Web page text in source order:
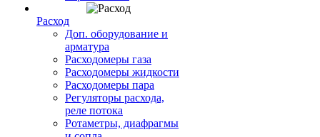
Расход
Доп. оборудование и
арматура
Расходомеры газа
Расходомеры жидкости
Расходомеры пара
Регуляторы расхода,
реле потока
Ротаметры, диафрагмы